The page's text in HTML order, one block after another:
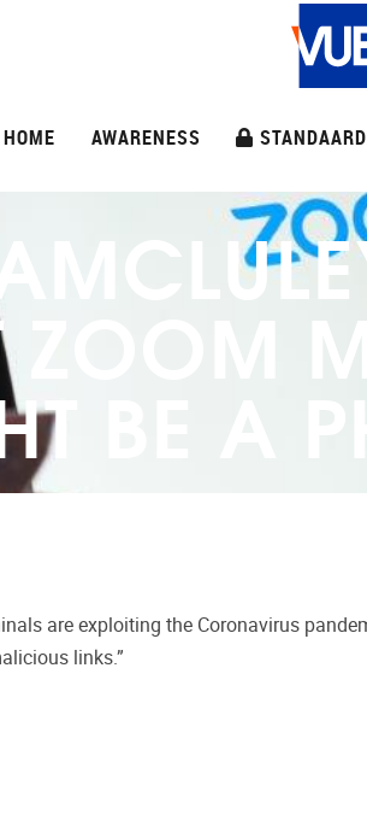
HOME AWARENESS
ZOOM
BE A
are exploiting the Coronavirus
links.”